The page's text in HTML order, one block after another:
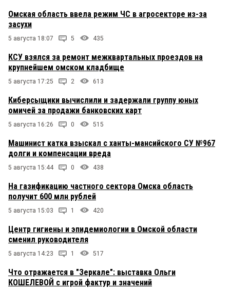
Омская область ввела режим ЧС в агросекторе из-за
засухи
5 августа 18:07 5 435
КСУ взялся за ремонт межквартальных проездов на
крупнейшем омском кладбище
5 августа 17:25 2 613
Киберсыщики вычислили и задержали группу юных
омичей за продажи банковских карт
5 августа 16:26 0 515
Машинист катка взыскал с ханты-мансийского СУ №967
долги и компенсации вреда
5 августа 15:44 0 438
На газификацию частного сектора Омска область
получит 600 млн рублей
5 августа 15:03 1 420
Центр гигиены и эпидемиологии в Омской области
сменил руководителя
5 августа 14:23 1 517
Что отражается в "Зеркале": выставка Ольги
КОШЕЛЕВОЙ с игрой фактур и значений